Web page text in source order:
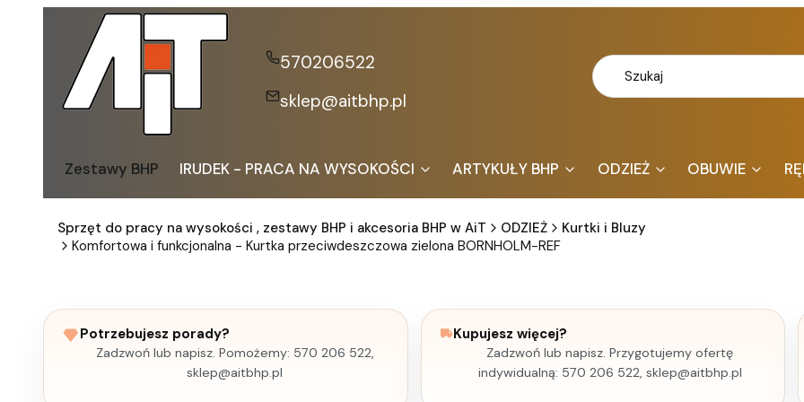
570206522
sklep@aitbhp.pl
Zestawy BHP IRUDEK - PRACA NA WYSOKOŚCI ARTYKUŁY BHP ODZIEŻ OBUWIE
Sprzęt do pracy na wysokości , zestawy BHP i akcesoria BHP w AiT ODZIEŻ
Kurtki i Bluzy
Komfortowa i funkcjonalna - Kurtka przeciwdeszczowa zielona BORNHOLM-REF